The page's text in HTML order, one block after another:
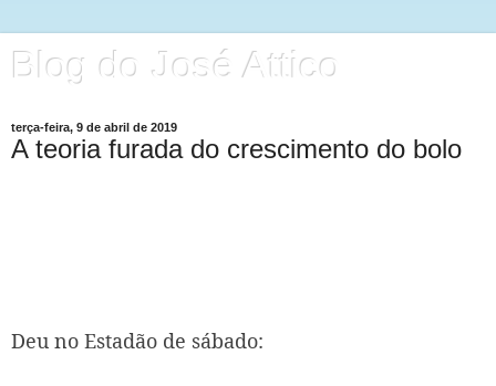
Blog do José Attico
terça-feira, 9 de abril de 2019
A teoria furada do crescimento do bolo
Deu no Estadão de sábado: